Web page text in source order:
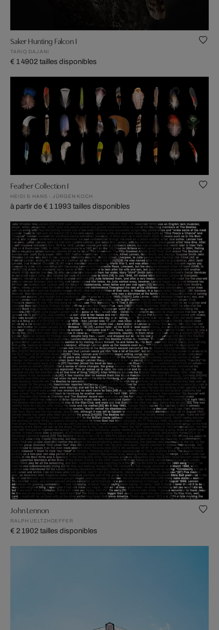
Saker Hunting Falcon I
TARIQ DAJANI
€ 1 4902 tailles disponibles
Feather Collection I
HEIDI & HANS - JÜRGEN KOCH
à partir de € 1 1993 tailles disponibles
John Lennon
RALPH UELTZHOEFFER
€ 2 1902 tailles disponibles